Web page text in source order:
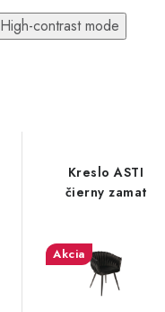
High-contrast mode
Kreslo ASTI
čierny zamat
Akcia